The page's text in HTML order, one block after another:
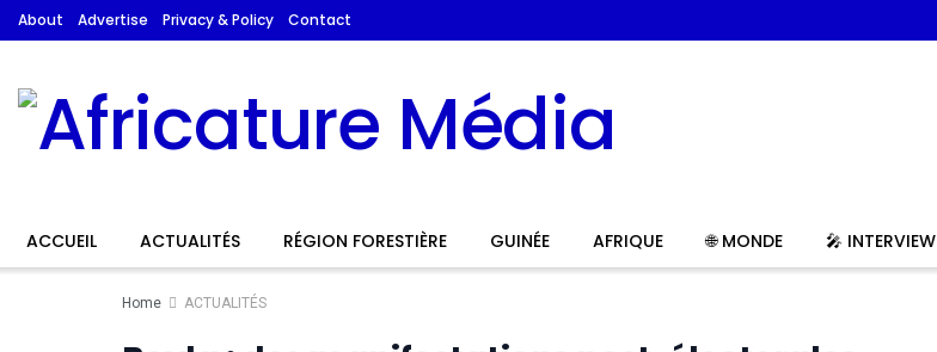
About Advertise Privacy & Policy Contact
ACCUEIL ACTUALITÉS RÉGION FORESTIÈRE GUINÉE AFRIQUE 🌐 MONDE 🎤 INTERVIEW
Home ACTUALITÉS